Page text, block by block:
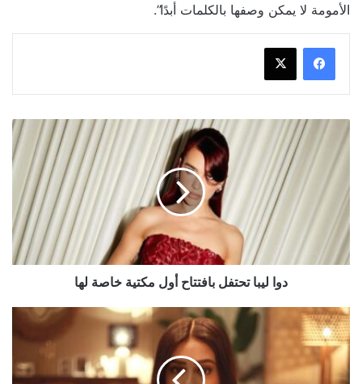
الأمومة لا يمكن وصفها بالكلمات أبدًا”.
دوا
ليبا
تحتفل
بافتتاح
أول
مكتية
خاصة
لها
دوا ليبا تحتفل بافتتاح أول مكتية خاصة لها
هبة
مجدي
تتلقى
العديد